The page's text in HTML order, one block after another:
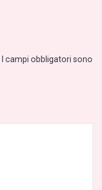
I campi obbligatori sono